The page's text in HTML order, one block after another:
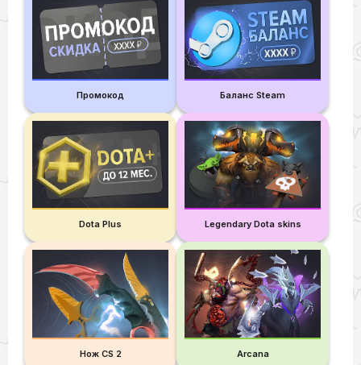
Промокод Баланс Steam
Dota Plus Legendary Dota skins
Нож CS 2 Arcana